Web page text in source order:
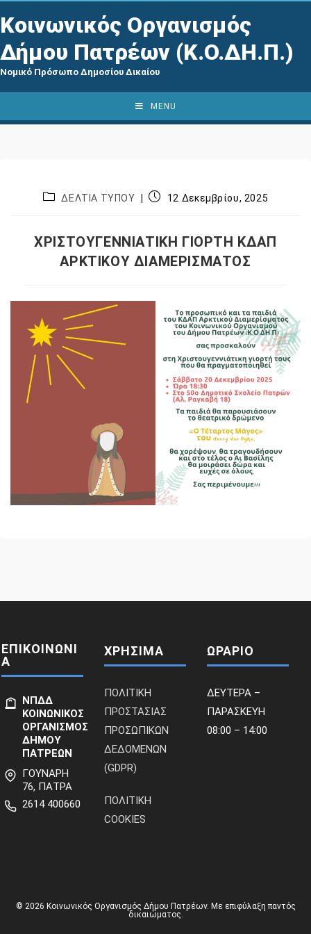
Κοινωνικός Οργανισμός
Δήμου Πατρέων (Κ.Ο.ΔΗ.Π.)
Νομικό Πρόσωπο Δημοσίου Δικαίου
MENU
ΔΕΛΤΙΑ ΤΥΠΟΥ 12 Δεκεμβρίου, 2025
ΧΡΙΣΤΟΥΓΕΝΝΙΑΤΙΚΗ ΓΙΟΡΤΗ ΚΔΑΠ
ΑΡΚΤΙΚΟΥ ΔΙΑΜΕΡΙΣΜΑΤΟΣ
ΕΠΙΚΟΙΝΩΝΙ
Α
ΝΠΔΔ
ΚΟΙΝΩΝΙΚΟΣ
ΟΡΓΑΝΙΣΜΟΣ
ΔΗΜΟΥ
ΠΑΤΡΕΩΝ
ΓΟΥΝΑΡΗ
76, ΠΑΤΡΑ
2614 400660
ΧΡΗΣΙΜΑ
ΠΟΛΙΤΙΚΗ
ΠΡΟΣΤΑΣΙΑΣ
ΠΡΟΣΩΠΙΚΩΝ
ΔΕΔΟΜΕΝΩΝ
(GDPR)
ΠΟΛΙΤΙΚΗ
COOKIES
ΩΡΑΡΙΟ
ΔΕΥΤΕΡΑ –
ΠΑΡΑΣΚΕΥΗ
08:00 – 14:00
© 2026 Κοινωνικός Οργανισμός Δήμου Πατρέων. Με επιφύλαξη παντός
δικαιώματος.